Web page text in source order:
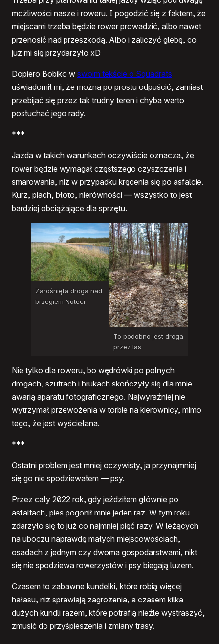
możliwości nasze i roweru. I pogodzić się z faktem, że
miejscami trzeba będzie rower prowadzić, albo nawet
przenosić nad przeszkodą. Albo i zaliczyć glebę, co
już mi się przydarzyło xD
Dopiero Bobiko w swoim tekście o Squadrats
uświadomił mi, że można po prostu odpuścić, zamiast
przebijać się przez tak trudny teren i chyba warto
posłuchać jego rady.
***
Jazda w takich warunkach oczywiście oznacza, że
rower będzie wymagał częstszego czyszczenia i
smarowania, niż w przypadku kręcenia się po asfalcie.
Kurz, piach, błoto, nierówności — wszystko to jest
bardziej obciążające dla sprzętu.
Zarośnięta droga nad
brzegiem Noteci
To podobno jest droga
przez las
Nie tylko dla roweru, bo wędrówki po polnych
drogach, szutrach i brukach skończyły się dla mnie
awarią aparatu fotograficznego. Najwyraźniej nie
wytrzymał przewożenia w torbie na kierownicy, mimo
tego, że jest wyściełana.
***
Ostatni problem jest mniej oczywisty, ja przynajmniej
się go nie spodziewałem — psy.
Przez cały 2022 rok, gdy jeździłem głównie po
asfaltach, pies pogonił mnie jeden raz. W tym roku
zdarzyło się to już co najmniej pięć razy. W leżących
na uboczu naprawdę małych miejscowościach,
osadach z jednym czy dwoma gospodarstwami, nikt
się nie spodziewa rowerzystów i psy biegają luzem.
Czasem to zabawne kundelki, które robią więcej
hałasu, niż sprawiają zagrożenia, a czasem kilka
dużych kundli razem, które potrafią nieźle wystraszyć,
zmusić do przyśpieszenia i zmiany trasy.